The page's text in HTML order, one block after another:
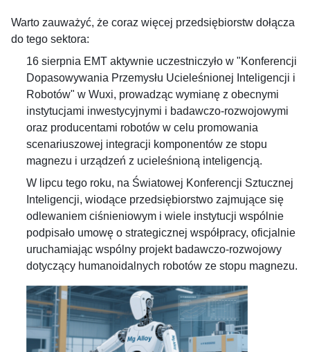
Warto zauważyć, że coraz więcej przedsiębiorstw dołącza
do tego sektora:
16 sierpnia EMT aktywnie uczestniczyło w "Konferencji
Dopasowywania Przemysłu Ucieleśnionej Inteligencji i
Robotów" w Wuxi, prowadząc wymianę z obecnymi
instytucjami inwestycyjnymi i badawczo-rozwojowymi
oraz producentami robotów w celu promowania
scenariuszowej integracji komponentów ze stopu
magnezu i urządzeń z ucieleśnioną inteligencją.
W lipcu tego roku, na Światowej Konferencji Sztucznej
Inteligencji, wiodące przedsiębiorstwo zajmujące się
odlewaniem ciśnieniowym i wiele instytucji wspólnie
podpisało umowę o strategicznej współpracy, oficjalnie
uruchamiając wspólny projekt badawczo-rozwojowy
dotyczący humanoidalnych robotów ze stopu magnezu.